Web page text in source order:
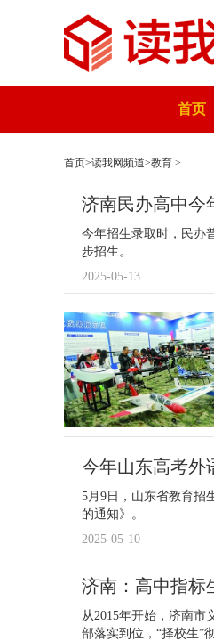
首页
首页>读我网频道>教育 >
济南民办高中今
今年招生录取时，民办
步招生。
2025-05-13
今年山东高考外
5月9日，山东省教育招
的通知》。
2025-05-10
济南：高中指标
从2015年开始，济南市
部落实到位，“择校生”